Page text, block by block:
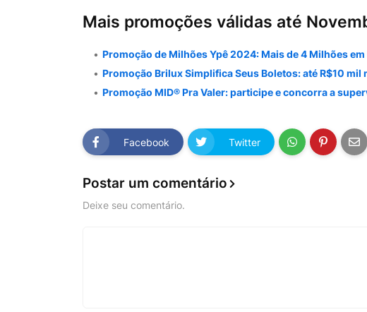
Mais promoções válidas até
Promoção de Milhões Ypê 2024: Mais de 4 Milhões
Promoção Brilux Simplifica Seus Boletos: até R$10 mil
Promoção MID® Pra Valer: participe e concorra a
Facebook Twitter
Postar um comentário
Deixe seu comentário.